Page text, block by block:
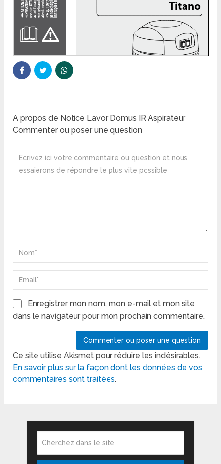
A propos de Notice Lavor Domus IR Aspirateur
Commenter ou poser une question
Enregistrer mon nom, mon e-mail et mon site
dans le navigateur pour mon prochain commentaire.
Ce site utilise Akismet pour réduire les indésirables.
En savoir plus sur la façon dont les données de vos
commentaires sont traitées.